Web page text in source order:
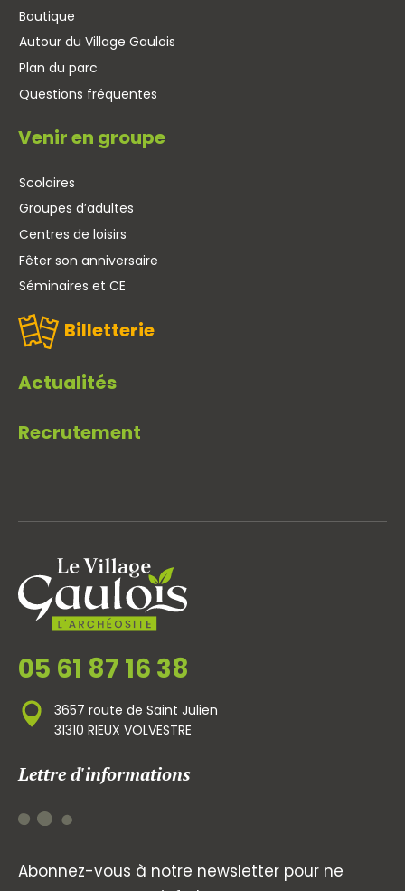
Boutique
Autour du Village Gaulois
Plan du parc
Questions fréquentes
Venir en groupe
Scolaires
Groupes d’adultes
Centres de loisirs
Fêter son anniversaire
Séminaires et CE
Billetterie
Actualités
Recrutement
05 61 87 16 38
3657 route de Saint Julien
31310 RIEUX VOLVESTRE
Lettre d'informations
Abonnez-vous à notre newsletter pour ne